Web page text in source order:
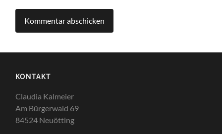
KONTAKT
Claudia Kalmeier
Am Bürgerwald 69
84524 Neuötting